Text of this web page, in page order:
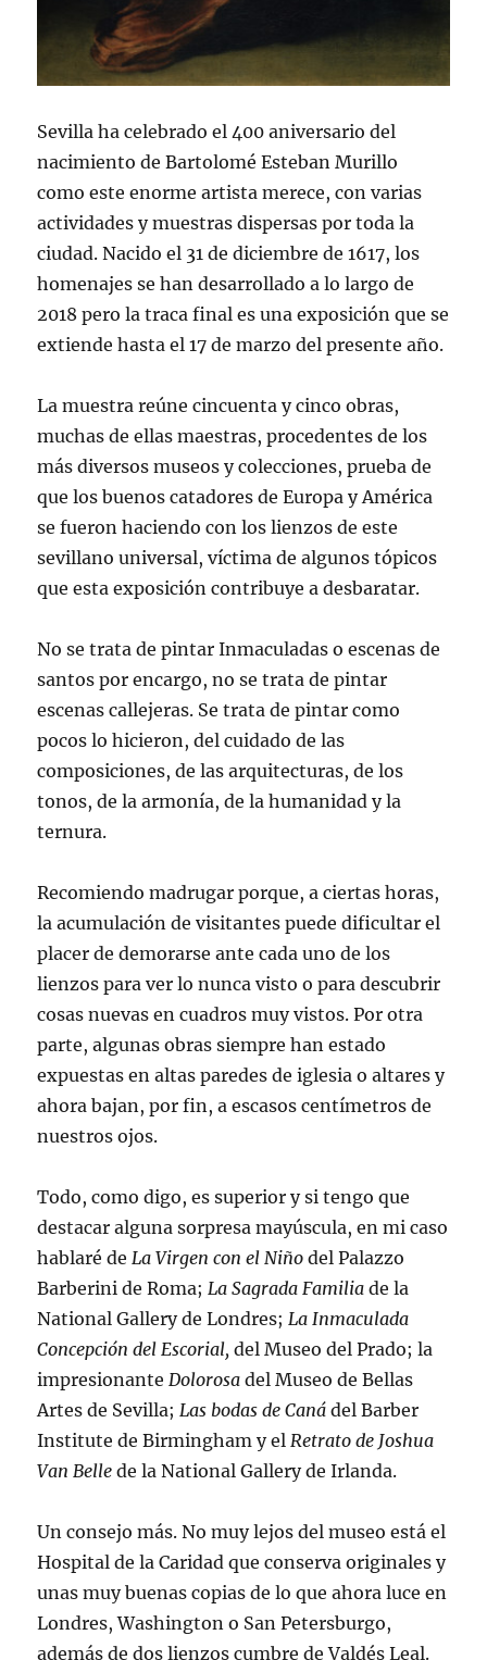
Sevilla ha celebrado el 400 aniversario del
nacimiento de Bartolomé Esteban Murillo
como este enorme artista merece, con varias
actividades y muestras dispersas por toda la
ciudad. Nacido el 31 de diciembre de 1617, los
homenajes se han desarrollado a lo largo de
2018 pero la traca final es una exposición que se
extiende hasta el 17 de marzo del presente año.
La muestra reúne cincuenta y cinco obras,
muchas de ellas maestras, procedentes de los
más diversos museos y colecciones, prueba de
que los buenos catadores de Europa y América
se fueron haciendo con los lienzos de este
sevillano universal, víctima de algunos tópicos
que esta exposición contribuye a desbaratar.
No se trata de pintar Inmaculadas o escenas de
santos por encargo, no se trata de pintar
escenas callejeras. Se trata de pintar como
pocos lo hicieron, del cuidado de las
composiciones, de las arquitecturas, de los
tonos, de la armonía, de la humanidad y la
ternura.
Recomiendo madrugar porque, a ciertas horas,
la acumulación de visitantes puede dificultar el
placer de demorarse ante cada uno de los
lienzos para ver lo nunca visto o para descubrir
cosas nuevas en cuadros muy vistos. Por otra
parte, algunas obras siempre han estado
expuestas en altas paredes de iglesia o altares y
ahora bajan, por fin, a escasos centímetros de
nuestros ojos.
Todo, como digo, es superior y si tengo que
destacar alguna sorpresa mayúscula, en mi caso
hablaré de La Virgen con el Niñodel Palazzo
Barberini de Roma; La Sagrada Familiade la
National Gallery de Londres; La Inmaculada
Concepción del Escorial,del Museo del Prado; la
impresionante Dolorosadel Museo de Bellas
Artes de Sevilla; Las bodas de Canádel Barber
Institute de Birmingham y el Retrato de Joshua
Van Bellede la National Gallery de Irlanda.
Un consejo más. No muy lejos del museo está el
Hospital de la Caridad que conserva originales y
unas muy buenas copias de lo que ahora luce en
Londres, Washington o San Petersburgo,
además de dos lienzos cumbre de Valdés Leal.